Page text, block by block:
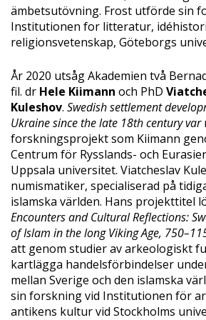
ämbetsutövning. Frost utförde sin
Institutionen for litteratur,
religionsvetenskap, Göteborgs
År 2020 utsåg Akademien två
fil. dr Hele Kiimann och PhD
Kuleshov. Swedish settlement
Ukraine since the late 18th century var
forskningsprojekt som Kiimann
Centrum för Rysslands- och
Uppsala universitet. Viatcheslav
numismatiker, specialiserad på
islamska världen. Hans projekttitel
Encounters and Cultural Reflections:
of Islam in the long Viking Age,
att genom studier av arkeologiskt
kartlägga handelsförbindelser
mellan Sverige och den islamska
sin forskning vid Institutionen för
antikens kultur vid Stockholms